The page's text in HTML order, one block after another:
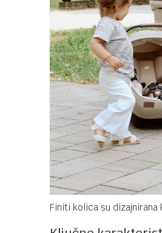
Finiti kolica su dizajnirana